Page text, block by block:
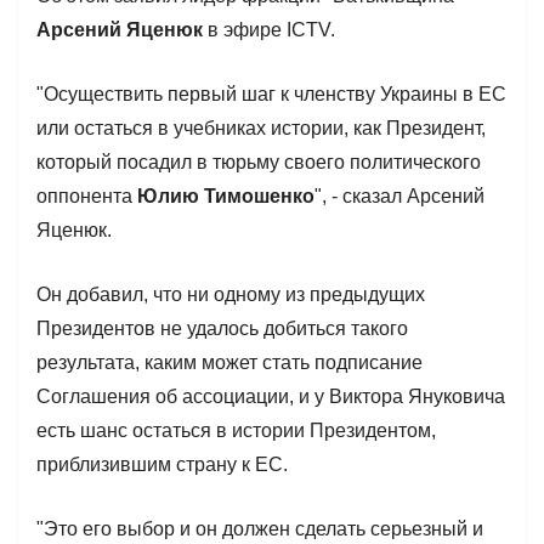
Арсений Яценюк в эфире ICTV.
"Осуществить первый шаг к членству Украины в ЕС
или остаться в учебниках истории, как Президент,
который посадил в тюрьму своего политического
оппонента Юлию Тимошенко", - сказал Арсений
Яценюк.
Он добавил, что ни одному из предыдущих
Президентов не удалось добиться такого
результата, каким может стать подписание
Соглашения об ассоциации, и у Виктора Януковича
есть шанс остаться в истории Президентом,
приблизившим страну к ЕС.
"Это его выбор и он должен сделать серьезный и